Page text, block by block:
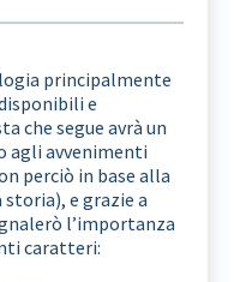
principalmente
e
che segue avrà un
agli avvenimenti
perciò in base alla
e grazie a
l’importanza
caratteri: